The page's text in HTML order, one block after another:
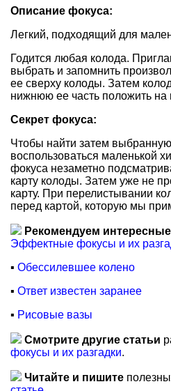
Описание фокуса:
Легкий, подходящий для
Годится любая колода.
выбрать и запомнить
ее сверху колоды. Затем
нижнюю ее часть положить
Секрет фокуса:
Чтобы найти затем выбранную
воспользоваться маленькой
фокуса незаметно
карту колоды. Затем уже не
карту. При перелистывании
перед картой, которую мы
Рекомендуем интересные
Эффектные фокусы и их
▪ Обессилевшее колено
▪ Ответ известен заранее
▪ Рисовые вазы
Смотрите другие статьи
фокусы и их разгадки.
Читайте и пишите